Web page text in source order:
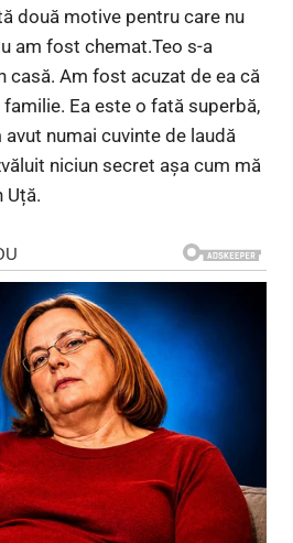
două motive pentru care nu
am fost chemat.Teo s-a
casă. Am fost acuzat de ea că
Ea este o fată superbă,
numai cuvinte de laudă
niciun secret așa cum mă
Uță.